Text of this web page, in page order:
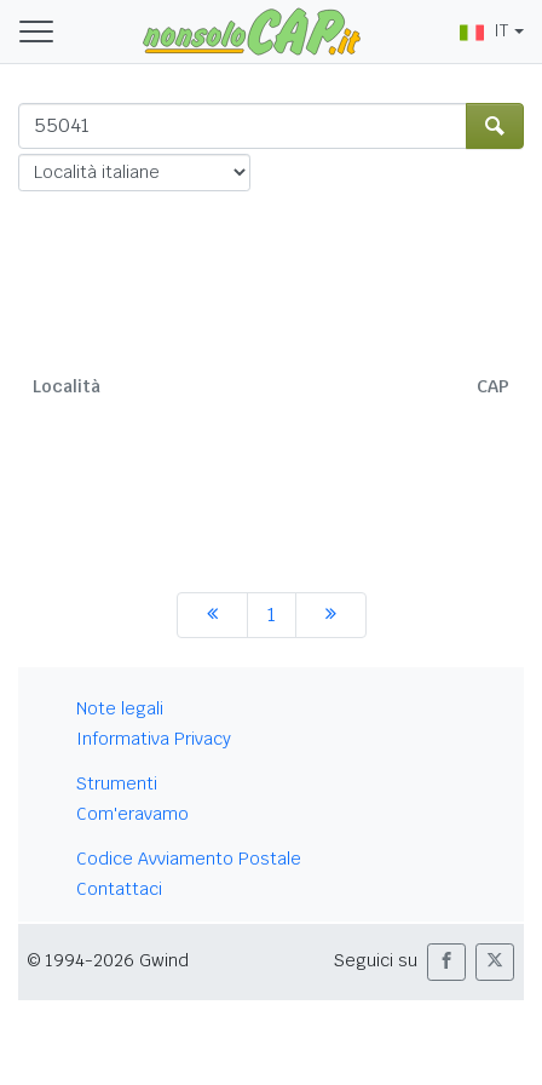
IT
Località CAP
1
Note legali
Informativa Privacy
Strumenti
Com'eravamo
Codice Avviamento Postale
Contattaci
© 1994-2026 Gwind Seguici su